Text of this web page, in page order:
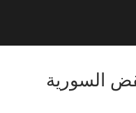
السورية